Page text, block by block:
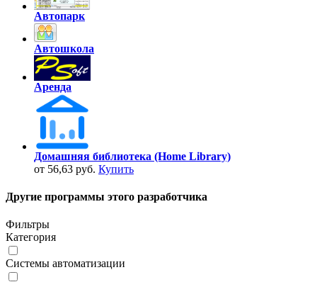
Автопарк
Автошкола
Аренда
Домашняя библиотека (Home Library)
от 56,63 руб. Купить
Другие программы этого разработчика
Фильтры
Категория
Системы автоматизации